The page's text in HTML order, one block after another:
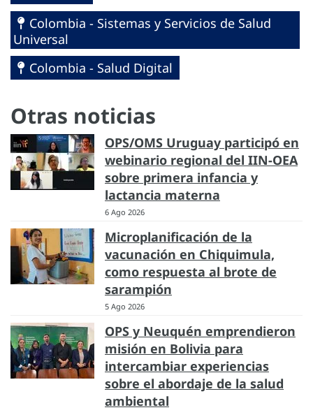
Colombia - Sistemas y Servicios de Salud
Universal
Colombia - Salud Digital
Otras noticias
OPS/OMS Uruguay participó en
webinario regional del IIN-OEA
sobre primera infancia y
lactancia materna
6 Ago 2026
Microplanificación de la
vacunación en Chiquimula,
como respuesta al brote de
sarampión
5 Ago 2026
OPS y Neuquén emprendieron
misión en Bolivia para
intercambiar experiencias
sobre el abordaje de la salud
ambiental